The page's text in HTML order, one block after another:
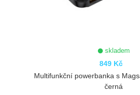
skladem
849 Kč
Multifunkční powerbanka s
černá